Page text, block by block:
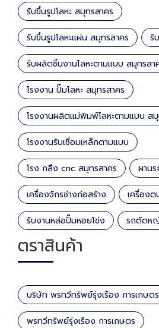
รับขึ้นรูปโลหะ สมุทรสาคร
รับขึ้นรูปโลหะแผ่น สมุทรสาคร รั
รับผลิตชิ้นงานโลหะตามแบบ สมุทรสา
โรงงาน ปั๊มโลหะ สมุทรสาคร
โรงงานผลิตแม่พิมพ์โลหะตามแบบ สมุ
โรงงานรับเชื่อมเหล็กตามแบบ
โรง กลึง cnc สมุทรสาคร ผานร
เครื่องจักรช่างก่อสร้าง เครื่อง
รับงานหล่อปั๊มหอยโข่ง รถตัดห
ตราสินค้า
บริษัท พรทวีทรัพย์รุ่งเรือง การเกษต
พรทวีทรัพย์รุ่งเรือง การเกษตร